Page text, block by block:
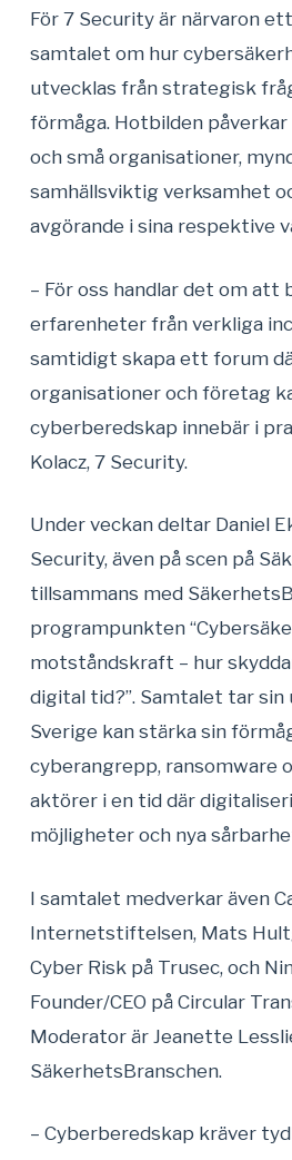
För 7 Security är närvaron
samtalet om hur
utvecklas från strategisk
förmåga. Hotbilden påverkar
och små organisationer,
samhällsviktig verksamhet
avgörande i sina respektive
– För oss handlar det om att
erfarenheter från verkliga
samtidigt skapa ett forum
organisationer och företag
cyberberedskap innebär i
Kolacz, 7 Security.
Under veckan deltar Daniel
Security, även på scen på
tillsammans med
programpunkten
motståndskraft – hur
digital tid?”. Samtalet tar
Sverige kan stärka sin
cyberangrepp, ransomware
aktörer i en tid där
möjligheter och nya
I samtalet medverkar även
Internetstiftelsen, Mats
Cyber Risk på Trusec, och
Founder/CEO på Circular
Moderator är Jeanette
SäkerhetsBranschen.
– Cyberberedskap kräver